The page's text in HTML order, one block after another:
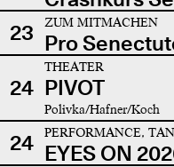
23
ZUM MITMACHEN
Pro
24
THEATER
PIVOT
Polivka/Hafner/Koch
24 PERFORMANCE,
EYES ON